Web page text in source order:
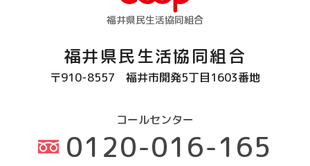
福井県民生活協同組合
福井県民生活協同組合
〒910-8557 福井市開発5丁目1603番地
コールセンター
0120-016-165